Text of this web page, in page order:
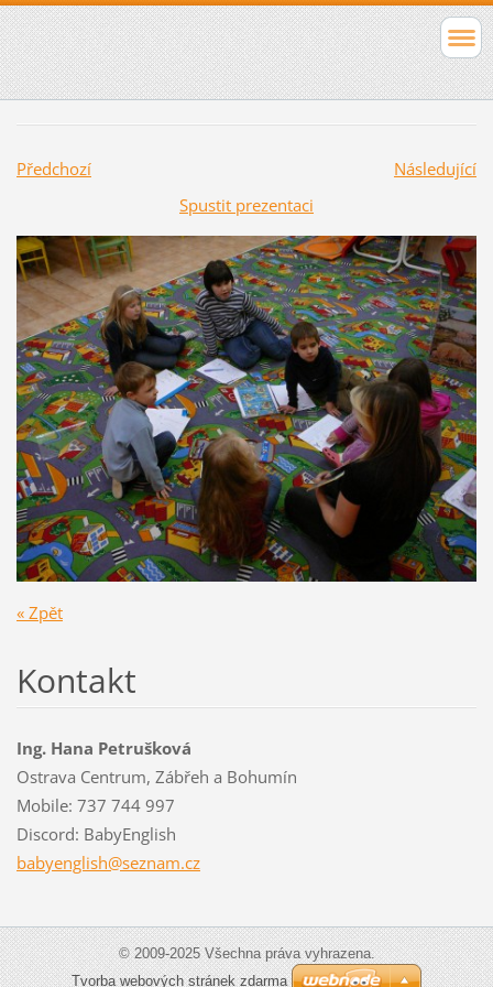
Předchozí
Následující
Spustit prezentaci
« Zpět
Kontakt
Ing. Hana Petrušková
Ostrava Centrum, Zábřeh a Bohumín
Mobile: 737 744 997
Discord: BabyEnglish
babyenglish@seznam.cz
© 2009-2025 Všechna práva vyhrazena.
Tvorba webových stránek zdarma